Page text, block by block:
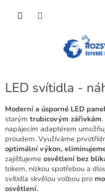
LED svítidla -
Moderní a úsporné LED
starým trubicovým zářivkám
napájecím adaptérem
proudem. Využíváme
optimální výkon,
zajišťujeme osvětlení bez
tokem, nízkou spotřebou a
svítidla skvělou volbou pro
osvětlení.